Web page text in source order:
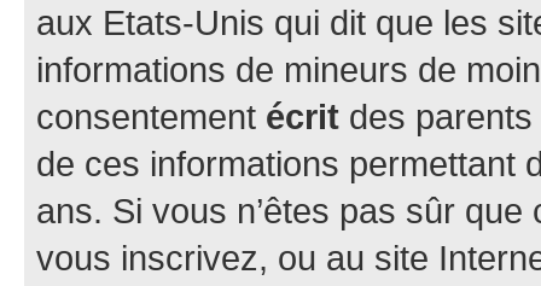
aux Etats-Unis qui dit que les
informations de mineurs de
consentement écrit des parents
de ces informations permettant
ans. Si vous n’êtes pas sûr
vous inscrivez, ou au site